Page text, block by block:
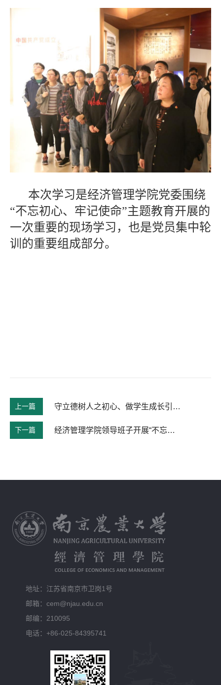
本次学习是经济管理学院党委围绕
“不忘初心、牢记使命”主题教育开展的
一次重要的现场学习，也是党员集中轮
训的重要组成部分。
上一篇 守立德树人之初心、做学生成长引路人——经管院特邀“立德树人”楷模钟甫宁教授做主题教育
下一篇 经济管理学院领导班子开展“不忘初心、牢记使命”主题教育第五次集中理论学习
地址：江苏省南京市卫岗1号
邮箱：cem@njau.edu.cn
邮编：210095
电话：+86-025-84395741